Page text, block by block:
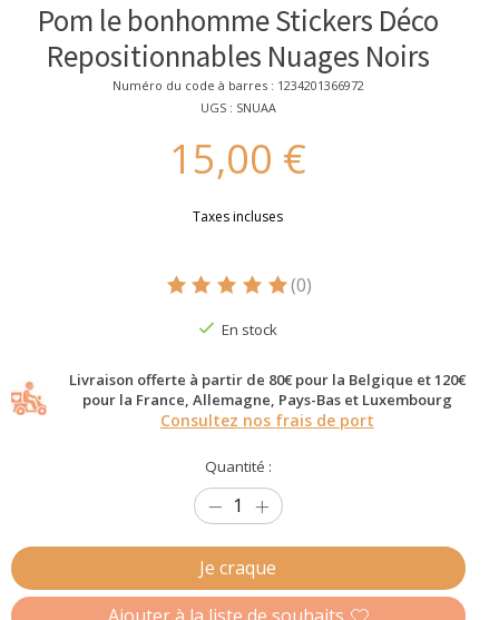
Pom le bonhomme Stickers Déco
Repositionnables Nuages Noirs
Numéro du code à barres : 1234201366972
UGS : SNUAA
15,00 €
Taxes incluses
Ce produit est évalué à
(0)
En stock
Livraison offerte à partir de 80€ pour la Belgique et 120€
pour la France, Allemagne, Pays-Bas et Luxembourg
Consultez nos frais de port
Quantité :
Je craque